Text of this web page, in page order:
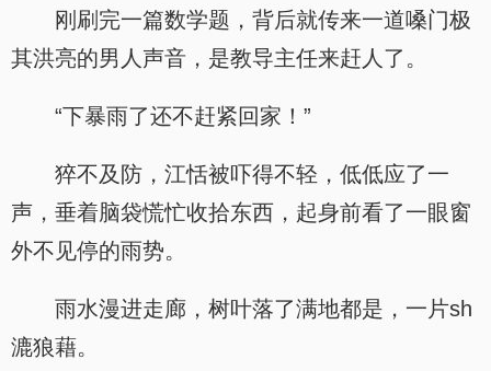
刚刷完一篇数学题，背后就传来一道嗓门极
其洪亮的男人声音，是教导主任来赶人了。
“下暴雨了还不赶紧回家！”
猝不及防，江恬被吓得不轻，低低应了一
声，垂着脑袋慌忙收拾东西，起身前看了一眼窗
外不见停的雨势。
雨水漫进走廊，树叶落了满地都是，一片sh
漉狼藉。